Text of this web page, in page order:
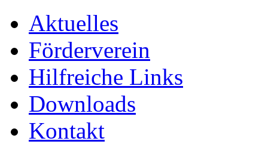
Aktuelles
Förderverein
Hilfreiche Links
Downloads
Kontakt